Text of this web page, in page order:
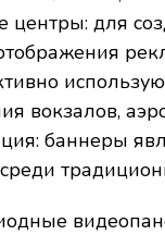
центры: для
вокзалов,
баннеры